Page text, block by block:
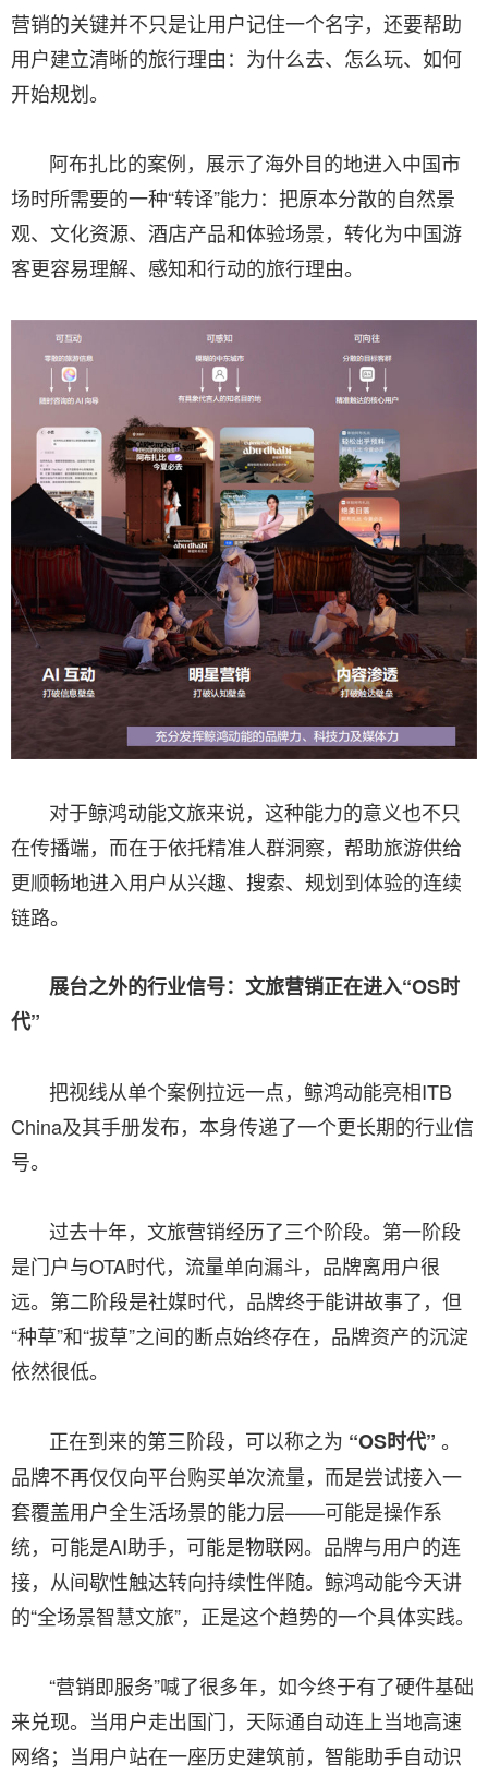
营销的关键并不只是让用户记住一个名字，还要帮助
用户建立清晰的旅行理由：为什么去、怎么玩、如何
开始规划。
阿布扎比的案例，展示了海外目的地进入中国市
场时所需要的一种“转译”能力：把原本分散的自然景
观、文化资源、酒店产品和体验场景，转化为中国游
客更容易理解、感知和行动的旅行理由。
对于鲸鸿动能文旅来说，这种能力的意义也不只
在传播端，而在于依托精准人群洞察，帮助旅游供给
更顺畅地进入用户从兴趣、搜索、规划到体验的连续
链路。
展台之外的行业信号：文旅营销正在进入“OS时
代”
把视线从单个案例拉远一点，鲸鸿动能亮相ITB
China及其手册发布，本身传递了一个更长期的行业信
号。
过去十年，文旅营销经历了三个阶段。第一阶段
是门户与OTA时代，流量单向漏斗，品牌离用户很
远。第二阶段是社媒时代，品牌终于能讲故事了，但
“种草”和“拔草”之间的断点始终存在，品牌资产的沉淀
依然很低。
正在到来的第三阶段，可以称之为 “OS时代” 。
品牌不再仅仅向平台购买单次流量，而是尝试接入一
套覆盖用户全生活场景的能力层——可能是操作系
统，可能是AI助手，可能是物联网。品牌与用户的连
接，从间歇性触达转向持续性伴随。鲸鸿动能今天讲
的“全场景智慧文旅”，正是这个趋势的一个具体实践。
“营销即服务”喊了很多年，如今终于有了硬件基础
来兑现。当用户走出国门，天际通自动连上当地高速
网络；当用户站在一座历史建筑前，智能助手自动识